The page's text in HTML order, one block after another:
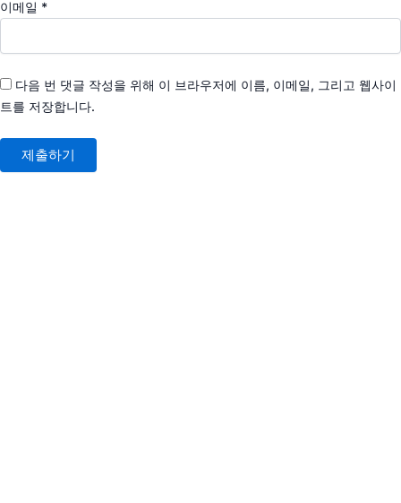
이메일 *
다음 번 댓글 작성을 위해 이 브라우저에 이름, 이메일, 그리고 웹사이
트를 저장합니다.